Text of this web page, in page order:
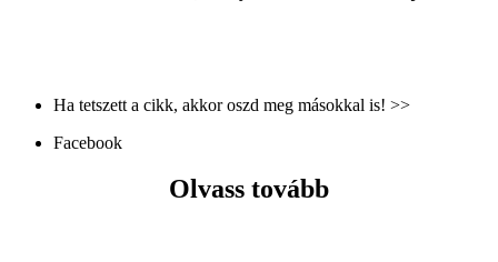
Ha tetszett a cikk, akkor oszd meg másokkal is! >>
Facebook
Olvass tovább